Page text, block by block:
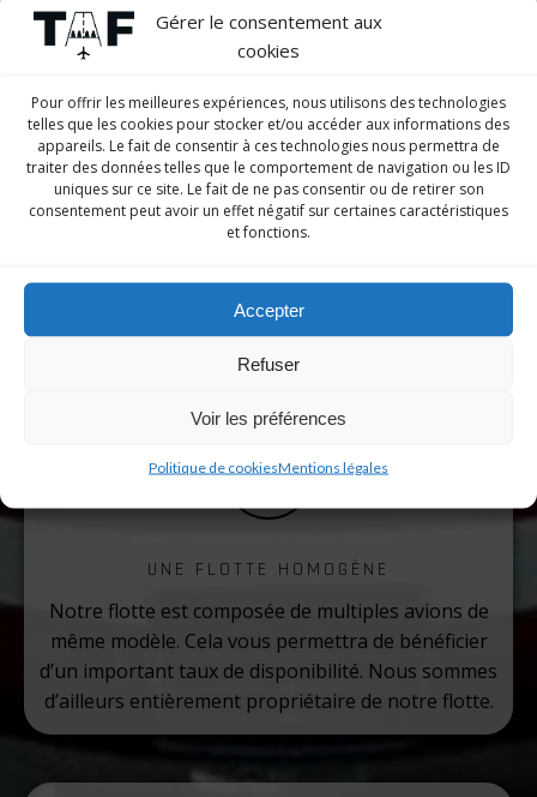
Gérer le consentement aux
cookies
Pour offrir les meilleures expériences, nous utilisons des technologies
telles que les cookies pour stocker et/ou accéder aux informations des
appareils. Le fait de consentir à ces technologies nous permettra de
traiter des données telles que le comportement de navigation ou les ID
uniques sur ce site. Le fait de ne pas consentir ou de retirer son
consentement peut avoir un effet négatif sur certaines caractéristiques
et fonctions.
Accepter
Refuser
Voir les préférences
Politique de cookiesMentions légales
6 STAGIAIRES PAR INSTRUCTEURS
Afin de garantir la qualité de votre formation, nos
Cela permet un suivi pédagogique personnalisé, au
plus proche de l’élève.
UNE FLOTTE HOMOGÈNE
Notre flotte est composée de multiples avions de
même modèle. Cela vous permettra de bénéficier
d’un important taux de disponibilité. Nous sommes
d’ailleurs entièrement propriétaire de notre flotte.